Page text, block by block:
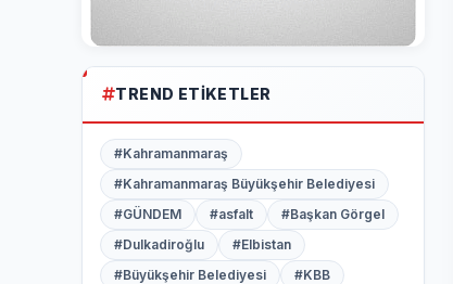
TREND ETIKETLER
#Kahramanmaraş
#Kahramanmaraş Büyükşehir Belediyesi
#GÜNDEM
#asfalt
#Başkan Görgel
#Dulkadiroğlu
#Elbistan
#Büyükşehir Belediyesi
#KBB